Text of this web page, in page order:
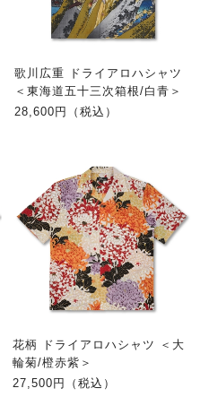
歌川広重 ドライアロハシャツ
＜東海道五十三次箱根/白青＞
28,600円（税込）
花柄 ドライアロハシャツ ＜大
輪菊/橙赤紫＞
27,500円（税込）